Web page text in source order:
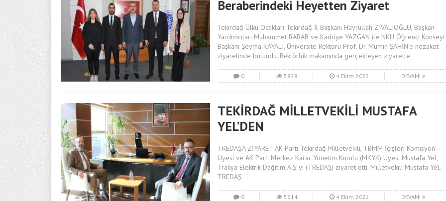
Beraberindeki Heyetten Ziyaret
Tekirdağ Ülkü Ocakları Tekirdağ İl Başkanı Hayrullah ZIVALIOĞLU, Başkan
Yardımcıları Muhammet BABAR ve Kadriye YAZGAN ile NKÜ Öğrenci Konseyi
Başkanı Şeyma KAYALI, Üniversite Rektörü Prof. Dr. Mümin ŞAHİN’e nezaket
ziyaretinde bulundu. Rektörlük makamında gerçekleşen ziyarette
0 5828 4 Ekim 2022 DEVAMI
TEKİRDAĞ MİLLETVEKİLİ MUSTAFA
YEL’DEN
TREDAŞ’A ZİYARET AK Parti Tekirdağ Milletvekili, TBMM İçişleri Komisyon
Üyesi ve AK Parti Merkez Karar Yönetim Kurulu (MKYK) Üyesi Mustafa Yel,
Trakya Elektrik Dağıtım A.Ş.’yi (TREDAŞ) ziyaret etti. Milletvekili Mustafa Yel,
TREDAŞ
0 5614 4 Ekim 2022 DEVAMI